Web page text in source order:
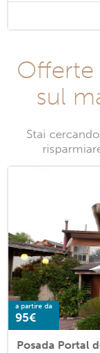
Offerte
sul
Stai
a partire da
95€
Posada Portal